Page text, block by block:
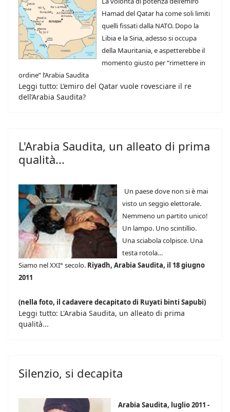
Hamad del Qatar ha come soli limiti
quelli fissati dalla NATO. Dopo la
Libia e la Siria, adesso si occupa
della Mauritania, e aspetterebbe il
momento giusto per “rimettere in
ordine” l’Arabia Saudita
Leggi tutto: L’emiro del Qatar vuole rovesciare il re
dell’Arabia Saudita?
L'Arabia Saudita, un alleato di prima
qualità...
Un paese dove non si è mai
visto un seggio elettorale.
Nemmeno un partito unico!
Un lampo. Uno scintillio.
Una sciabola colpisce. Una
testa rotola…
Siamo nel XXI° secolo. Riyadh, Arabia Saudita, il 18 giugno
2011
(nella foto, il cadavere decapitato di Ruyati binti Sapubi)
Leggi tutto: L'Arabia Saudita, un alleato di prima
qualità...
Silenzio, si decapita
Arabia Saudita, luglio 2011 -